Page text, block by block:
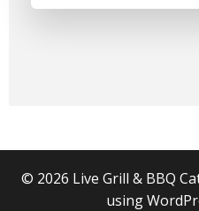
© 2026 Live Grill & BBQ
using